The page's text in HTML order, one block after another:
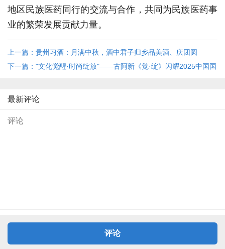
地区民族医药同行的交流与合作，共同为民族医药事
业的繁荣发展贡献力量。
上一篇：贵州习酒：月满中秋，酒中君子归乡品美酒、庆团圆
下一篇："文化觉醒·时尚绽放"——古阿新《觉·绽》闪耀2025中国国
最新评论
评论